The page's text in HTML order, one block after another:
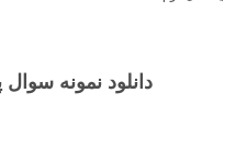
دانلود نمونه سوال